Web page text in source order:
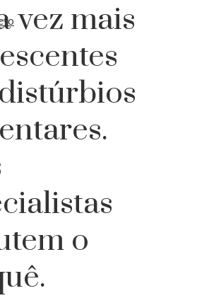
vez mais
o